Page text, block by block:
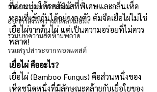
นานาสาระอาหารคลีน
ออกกำลังฟิตร่างสไตล์หมอผิง
รวมบทความฮิตห้ามพลาด
รวมสรุปสาระจากพอดแคสต์
ที่อ่อนนุ่มให้รสสัมผัสที่พิเศษและกลิ่นเห็ด
หอมที่เข้ากันได้อย่างลงตัว ต้มจืดเยื่อไผ่ไม่ใช่
เยื่อไผ่จากต้นไผ่ แต่เป็นความอร่อยที่ไม่ควร
พลาด!
เยื่อไผ่ คืออะไร?
เยื่อไผ่ (Bamboo Fungus) คือส่วนหนึ่งของ
เห็ดชนิดหนึ่งที่มีลักษณะคล้ายกับเยื่อใยของ